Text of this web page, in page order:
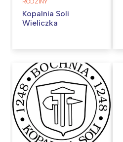
RODZINY
Kopalnia Soli
Wieliczka